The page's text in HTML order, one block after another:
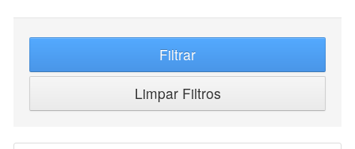
Filtrar
Limpar Filtros